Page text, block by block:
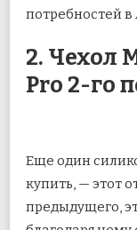
потребностей в
2. Чехол
Pro 2-го
Еще один
купить, — этот
предыдущего,